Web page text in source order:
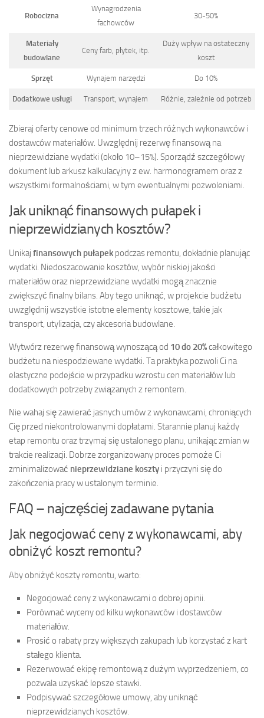
Robocizna
Wynagrodzenia
fachowców
30-50%
Materiały
budowlane
Ceny farb, płytek, itp.
Duży wpływ na ostateczny
koszt
Sprzęt Wynajem narzędzi Do 10%
Dodatkowe usługi Transport, wynajem Różnie, zależnie od potrzeb
Zbieraj oferty cenowe od minimum trzech różnych wykonawców i
dostawców materiałów. Uwzględnij rezerwę finansową na
nieprzewidziane wydatki (około 10–15%). Sporządź szczegółowy
dokument lub arkusz kalkulacyjny z ew. harmonogramem oraz z
wszystkimi formalnościami, w tym ewentualnymi pozwoleniami.
Jak uniknąć finansowych pułapek i
nieprzewidzianych kosztów?
Unikaj finansowych pułapek podczas remontu, dokładnie planując
wydatki. Niedoszacowanie kosztów, wybór niskiej jakości
materiałów oraz nieprzewidziane wydatki mogą znacznie
zwiększyć finalny bilans. Aby tego uniknąć, w projekcie budżetu
uwzględnij wszystkie istotne elementy kosztowe, takie jak
transport, utylizacja, czy akcesoria budowlane.
Wytwórz rezerwę finansową wynoszącą od 10 do 20%całkowitego
budżetu na niespodziewane wydatki. Ta praktyka pozwoli Ci na
elastyczne podejście w przypadku wzrostu cen materiałów lub
dodatkowych potrzeby związanych z remontem.
Nie wahaj się zawierać jasnych umów z wykonawcami, chroniących
Cię przed niekontrolowanymi dopłatami. Starannie planuj każdy
etap remontu oraz trzymaj się ustalonego planu, unikając zmian w
trakcie realizacji. Dobrze zorganizowany proces pomoże Ci
zminimalizować nieprzewidziane koszty i przyczyni się do
zakończenia pracy w ustalonym terminie.
FAQ – najczęściej zadawane pytania
Jak negocjować ceny z wykonawcami, aby
obniżyć koszt remontu?
Aby obniżyć koszty remontu, warto:
Negocjować ceny z wykonawcami o dobrej opinii.
Porównać wyceny od kilku wykonawców i dostawców
materiałów.
Prosić o rabaty przy większych zakupach lub korzystać z kart
stałego klienta.
Rezerwować ekipę remontową z dużym wyprzedzeniem, co
pozwala uzyskać lepsze stawki.
Podpisywać szczegółowe umowy, aby uniknąć
nieprzewidzianych kosztów.